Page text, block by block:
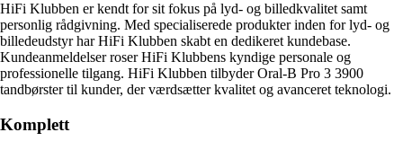
HiFi Klubben er kendt for sit fokus på lyd- og billedkvalitet samt
personlig rådgivning. Med specialiserede produkter inden for lyd- og
billedeudstyr har HiFi Klubben skabt en dedikeret kundebase.
Kundeanmeldelser roser HiFi Klubbens kyndige personale og
professionelle tilgang. HiFi Klubben tilbyder Oral-B Pro 3 3900
tandbørster til kunder, der værdsætter kvalitet og avanceret teknologi.
Komplett